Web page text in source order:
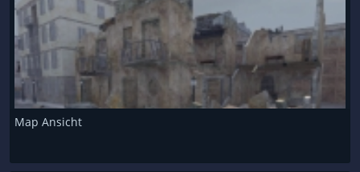
Map Ansicht